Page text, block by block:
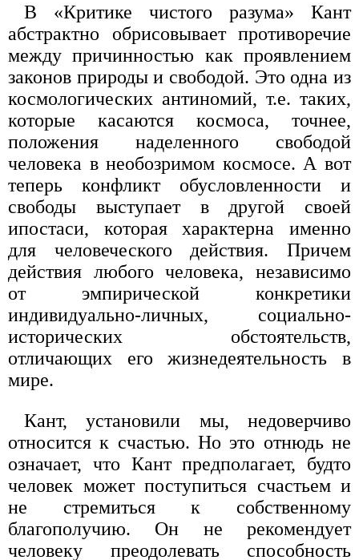
В «Критике чистого разума» Кант
абстрактно обрисовывает противоречие
между причинностью как проявлением
законов природы и свободой. Это одна из
космологических антиномий, т.е. таких,
которые касаются космоса, точнее,
положения наделенного свободой
человека в необозримом космосе. А вот
теперь конфликт обусловленности и
свободы выступает в другой своей
ипостаси, которая характерна именно
для человеческого действия. Причем
действия любого человека, независимо
от эмпирической конкретики
индивидуально-личных, социально-
исторических обстоятельств,
отличающих его жизнедеятельность в
мире.
Кант, установили мы, недоверчиво
относится к счастью. Но это отнюдь не
означает, что Кант предполагает, будто
человек может поступиться счастьем и
не стремиться к собственному
благополучию. Он не рекомендует
человеку преодолевать способность